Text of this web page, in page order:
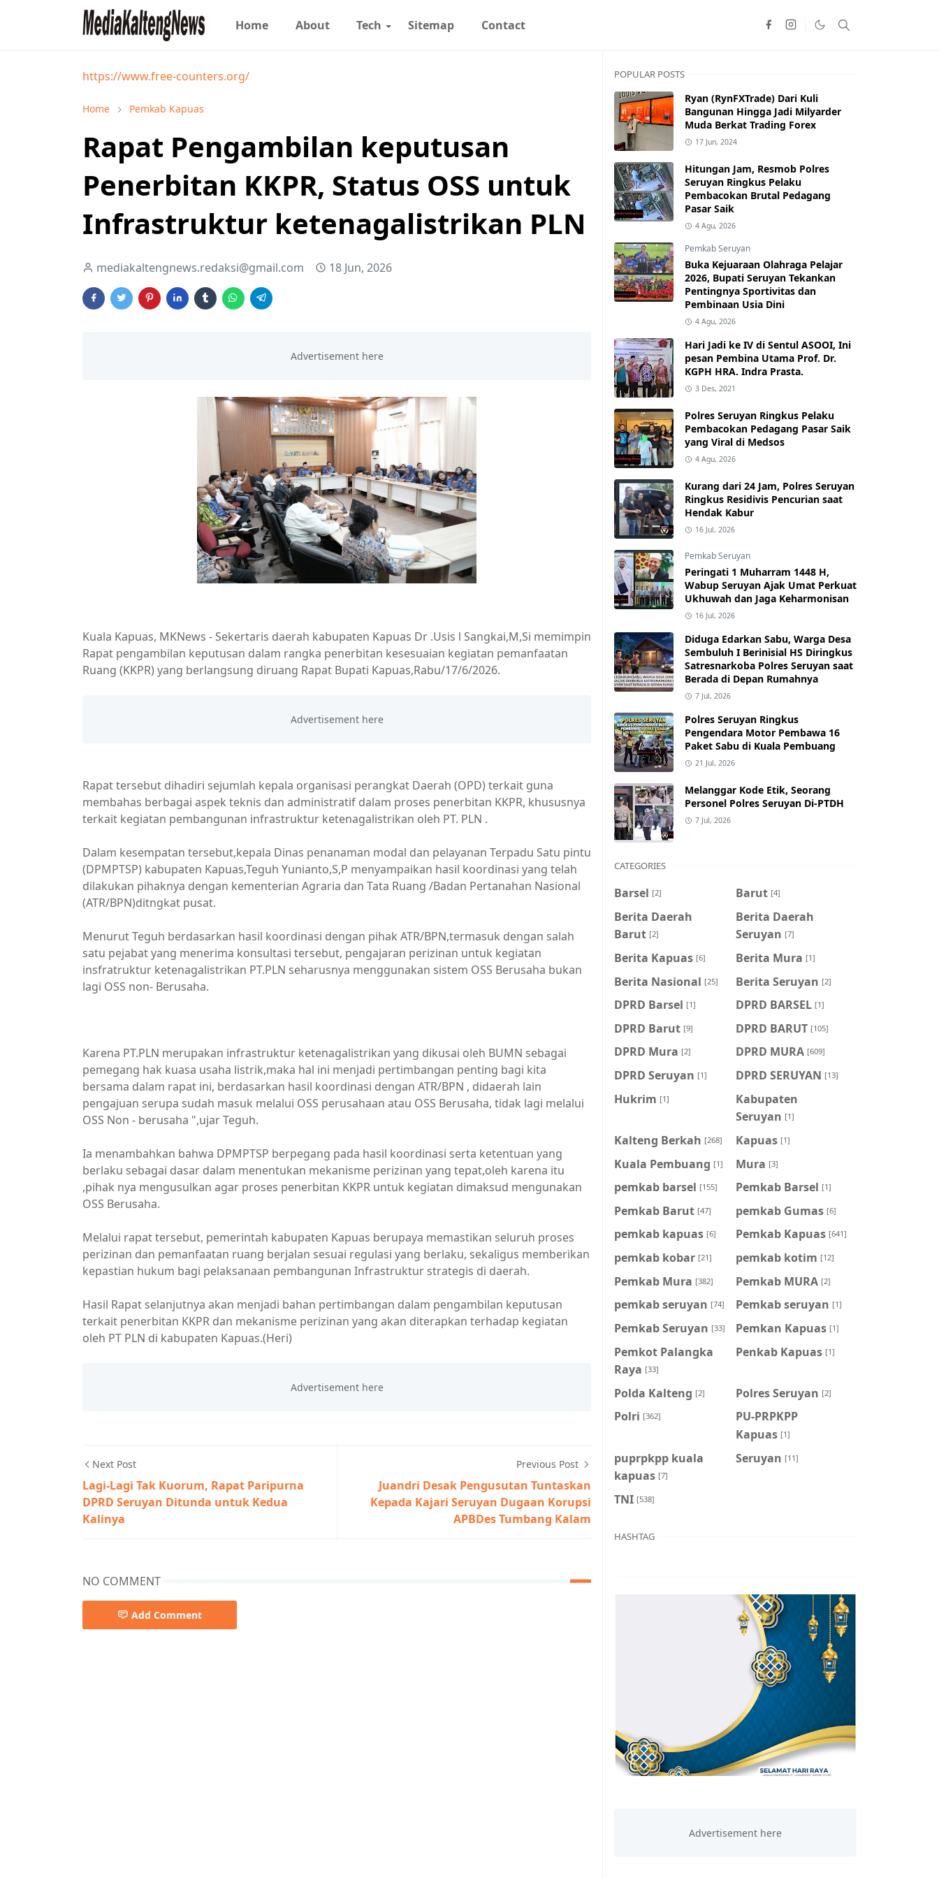
Home About Tech Sitemap Contact
https://www.free-counters.org/
Home Pemkab Kapuas
Rapat Pengambilan keputusan
Penerbitan KKPR, Status OSS untuk
Infrastruktur ketenagalistrikan PLN
mediakaltengnews.redaksi@gmail.com 18 Jun, 2026
Kuala Kapuas, MKNews - Sekertaris daerah kabupaten Kapuas Dr .Usis l Sangkai,M,Si memimpin
Rapat pengambilan keputusan dalam rangka penerbitan kesesuaian kegiatan pemanfaatan
Ruang (KKPR) yang berlangsung diruang Rapat Bupati Kapuas,Rabu/17/6/2026.
Rapat tersebut dihadiri sejumlah kepala organisasi perangkat Daerah (OPD) terkait guna
membahas berbagai aspek teknis dan administratif dalam proses penerbitan KKPR, khususnya
terkait kegiatan pembangunan infrastruktur ketenagalistrikan oleh PT. PLN .
Dalam kesempatan tersebut,kepala Dinas penanaman modal dan pelayanan Terpadu Satu pintu
(DPMPTSP) kabupaten Kapuas,Teguh Yunianto,S,P menyampaikan hasil koordinasi yang telah
dilakukan pihaknya dengan kementerian Agraria dan Tata Ruang /Badan Pertanahan Nasional
(ATR/BPN)ditngkat pusat.
Menurut Teguh berdasarkan hasil koordinasi dengan pihak ATR/BPN,termasuk dengan salah
satu pejabat yang menerima konsultasi tersebut, pengajaran perizinan untuk kegiatan
insfratruktur ketenagalistrikan PT.PLN seharusnya menggunakan sistem OSS Berusaha bukan
lagi OSS non- Berusaha.
Karena PT.PLN merupakan infrastruktur ketenagalistrikan yang dikusai oleh BUMN sebagai
pemegang hak kuasa usaha listrik,maka hal ini menjadi pertimbangan penting bagi kita
bersama dalam rapat ini, berdasarkan hasil koordinasi dengan ATR/BPN , didaerah lain
pengajuan serupa sudah masuk melalui OSS perusahaan atau OSS Berusaha, tidak lagi melalui
OSS Non - berusaha ",ujar Teguh.
Ia menambahkan bahwa DPMPTSP berpegang pada hasil koordinasi serta ketentuan yang
berlaku sebagai dasar dalam menentukan mekanisme perizinan yang tepat,oleh karena itu
,pihak nya mengusulkan agar proses penerbitan KKPR untuk kegiatan dimaksud mengunakan
OSS Berusaha.
Melalui rapat tersebut, pemerintah kabupaten Kapuas berupaya memastikan seluruh proses
perizinan dan pemanfaatan ruang berjalan sesuai regulasi yang berlaku, sekaligus memberikan
kepastian hukum bagi pelaksanaan pembangunan Infrastruktur strategis di daerah.
Hasil Rapat selanjutnya akan menjadi bahan pertimbangan dalam pengambilan keputusan
terkait penerbitan KKPR dan mekanisme perizinan yang akan diterapkan terhadap kegiatan
oleh PT PLN di kabupaten Kapuas.(Heri)
Next Post
Lagi-Lagi Tak Kuorum, Rapat Paripurna
DPRD Seruyan Ditunda untuk Kedua
Kalinya
Previous Post
Juandri Desak Pengusutan Tuntaskan
Kepada Kajari Seruyan Dugaan Korupsi
APBDes Tumbang Kalam
NO COMMENT
Add Comment
POPULAR POSTS
Ryan (RynFXTrade) Dari Kuli
Bangunan Hingga Jadi Milyarder
Muda Berkat Trading Forex
17 Jun, 2024
Hitungan Jam, Resmob Polres
Seruyan Ringkus Pelaku
Pembacokan Brutal Pedagang
Pasar Saik
4 Agu, 2026
Pemkab Seruyan
Buka Kejuaraan Olahraga Pelajar
2026, Bupati Seruyan Tekankan
Pentingnya Sportivitas dan
Pembinaan Usia Dini
4 Agu, 2026
Hari Jadi ke IV di Sentul ASOOI, Ini
pesan Pembina Utama Prof. Dr.
KGPH HRA. Indra Prasta.
3 Des, 2021
Polres Seruyan Ringkus Pelaku
Pembacokan Pedagang Pasar Saik
yang Viral di Medsos
4 Agu, 2026
Kurang dari 24 Jam, Polres Seruyan
Ringkus Residivis Pencurian saat
Hendak Kabur
16 Jul, 2026
Pemkab Seruyan
Peringati 1 Muharram 1448 H,
Wabup Seruyan Ajak Umat Perkuat
Ukhuwah dan Jaga Keharmonisan
16 Jul, 2026
Diduga Edarkan Sabu, Warga Desa
Sembuluh I Berinisial HS Diringkus
Satresnarkoba Polres Seruyan saat
Berada di Depan Rumahnya
7 Jul, 2026
Polres Seruyan Ringkus
Pengendara Motor Pembawa 16
Paket Sabu di Kuala Pembuang
21 Jul, 2026
Melanggar Kode Etik, Seorang
Personel Polres Seruyan Di-PTDH
7 Jul, 2026
CATEGORIES
Barsel [2] Barut [4]
Berita Daerah
Barut [2]
Berita Daerah
Seruyan [7]
Berita Kapuas [6] Berita Mura [1]
Berita Nasional [25] Berita Seruyan [2]
DPRD Barsel [1] DPRD BARSEL [1]
DPRD Barut [9] DPRD BARUT [105]
DPRD Mura [2] DPRD MURA [609]
DPRD Seruyan [1] DPRD SERUYAN [13]
Hukrim [1]
Kabupaten
Seruyan [1]
Kalteng Berkah [268] Kapuas [1]
Kuala Pembuang [1] Mura [3]
pemkab barsel [155] Pemkab Barsel [1]
Pemkab Barut [47] pemkab Gumas [6]
pemkab kapuas [6] Pemkab Kapuas [641]
pemkab kobar [21] pemkab kotim [12]
Pemkab Mura [382] Pemkab MURA [2]
pemkab seruyan [74] Pemkab seruyan [1]
Pemkab Seruyan [33] Pemkan Kapuas [1]
Pemkot Palangka
Raya [33]
Penkab Kapuas [1]
Polda Kalteng [2] Polres Seruyan [2]
Polri [362]
PU-PRPKPP
Kapuas [1]
puprpkpp kuala
kapuas [7]
Seruyan [11]
TNI [538]
HASHTAG